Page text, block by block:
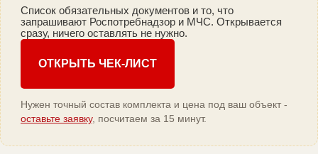
Список обязательных документов и то, что
запрашивают Роспотребнадзор и МЧС. Открывается
сразу, ничего оставлять не нужно.
ОТКРЫТЬ ЧЕК-ЛИСТ
Нужен точный состав комплекта и цена под ваш объект -
оставьте заявку, посчитаем за 15 минут.